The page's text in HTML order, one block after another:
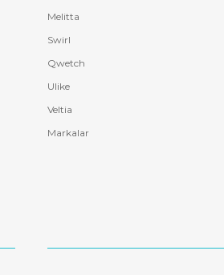
Melitta
Swirl
Qwetch
Ulike
Veltia
Markalar